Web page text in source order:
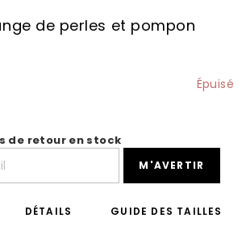
de perles et pompon
Épuisé
de retour en stock
M'AVERTIR
DÉTAILS GUIDE DES TAILLES